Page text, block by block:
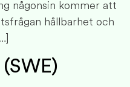
någonsin kommer att
hållbarhet och